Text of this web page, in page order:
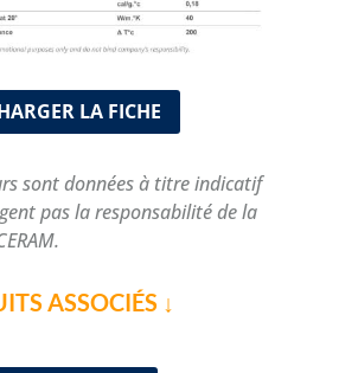
LA FICHE
sont données à titre indicatif
pas la responsabilité de la
ASSOCIÉS ↓